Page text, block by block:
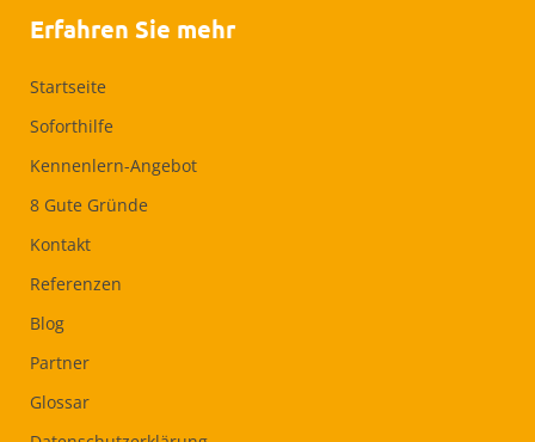
Erfahren Sie mehr
Startseite
Soforthilfe
Kennenlern-Angebot
8 Gute Gründe
Kontakt
Referenzen
Blog
Partner
Glossar